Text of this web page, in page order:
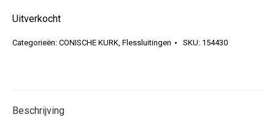
Uitverkocht
Categorieën: CONISCHE KURK, Flessluitingen SKU: 154430
Beschrijving